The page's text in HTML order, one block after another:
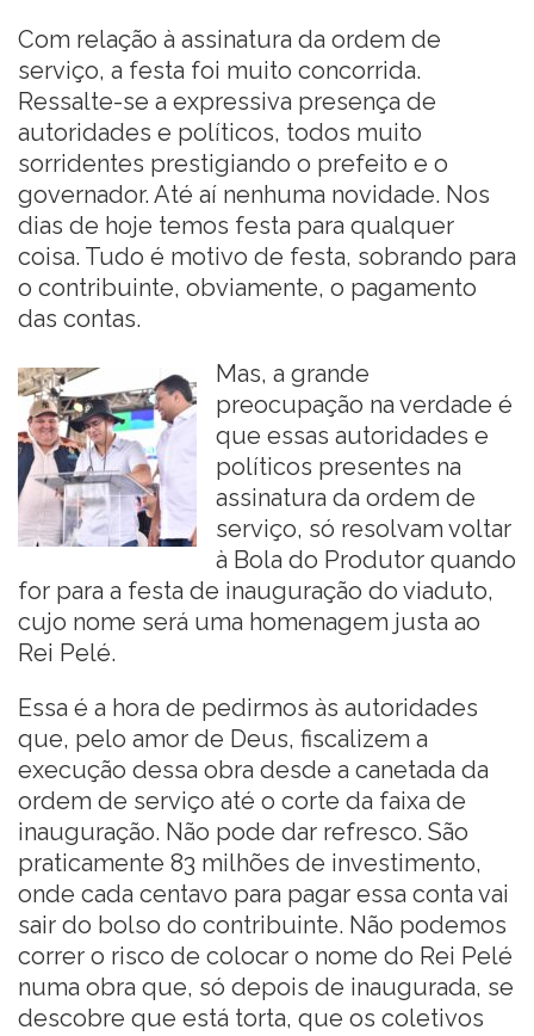
Com relação à assinatura da ordem de
serviço, a festa foi muito concorrida.
Ressalte-se a expressiva presença de
autoridades e políticos, todos muito
sorridentes prestigiando o prefeito e o
governador. Até aí nenhuma novidade. Nos
dias de hoje temos festa para qualquer
coisa. Tudo é motivo de festa, sobrando para
o contribuinte, obviamente, o pagamento
das contas.
Mas, a grande
preocupação na verdade é
que essas autoridades e
políticos presentes na
assinatura da ordem de
serviço, só resolvam voltar
à Bola do Produtor quando
for para a festa de inauguração do viaduto,
cujo nome será uma homenagem justa ao
Rei Pelé.
Essa é a hora de pedirmos às autoridades
que, pelo amor de Deus, fiscalizem a
execução dessa obra desde a canetada da
ordem de serviço até o corte da faixa de
inauguração. Não pode dar refresco. São
praticamente 83 milhões de investimento,
onde cada centavo para pagar essa conta vai
sair do bolso do contribuinte. Não podemos
correr o risco de colocar o nome do Rei Pelé
numa obra que, só depois de inaugurada, se
descobre que está torta, que os coletivos